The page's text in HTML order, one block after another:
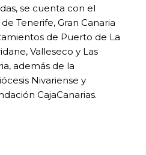
se cuenta con el
Tenerife, Gran Canaria
de Puerto de La
Valleseco y Las
además de la
Nivariense y
CajaCanarias.